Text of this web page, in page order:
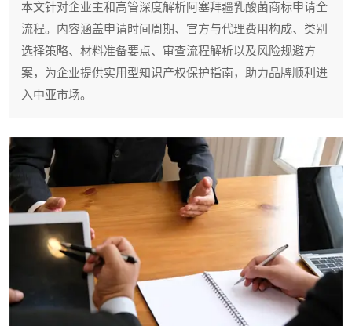
本文针对企业主和高管深度解析阿塞拜疆乳酸菌商标申请全
流程。内容涵盖申请时间周期、官方与代理费用构成、类别
选择策略、材料准备要点、审查流程解析以及风险规避方
案，为企业提供实用型知识产权保护指南，助力品牌顺利进
入中亚市场。